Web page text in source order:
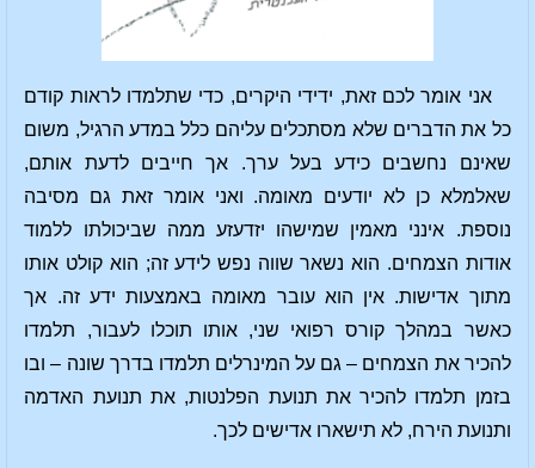
אני אומר לכם זאת, ידידי היקרים, כדי שתלמדו לראות קודם
כל את הדברים שלא מסתכלים עליהם כלל במדע הרגיל, משום
שאינם נחשבים כידע בעל ערך. אך חייבים לדעת אותם,
שאלמלא כן לא יודעים מאומה. ואני אומר זאת גם מסיבה
נוספת. אינני מאמין שמישהו יזדעזע ממה שביכולתו ללמוד
אודות הצמחים. הוא נשאר שווה נפש לידע זה; הוא קולט אותו
מתוך אדישות. אין הוא עובר מאומה באמצעות ידע זה. אך
כאשר במהלך קורס רפואי שני, אותו תוכלו לעבור, תלמדו
להכיר את הצמחים – גם על המינרלים תלמדו בדרך שונה – ובו
בזמן תלמדו להכיר את תנועת הפלנטות, את תנועת האדמה
ותנועת הירח, לא תישארו אדישים לכך.